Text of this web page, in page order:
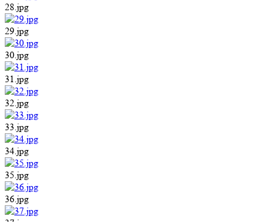
28.jpg
29.jpg
30.jpg
31.jpg
32.jpg
33.jpg
34.jpg
35.jpg
36.jpg